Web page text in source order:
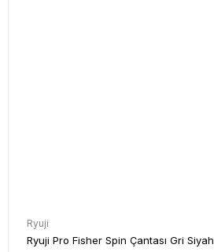
Ryuji
Ryuji Pro Fisher Spin Çantası Gri Siyah